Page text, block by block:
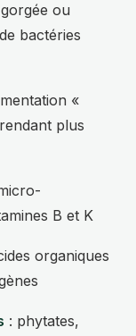
ou
bactéries
«
plus
B et K
organiques
: phytates,